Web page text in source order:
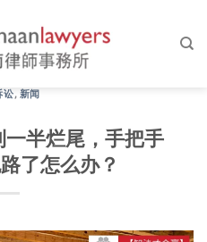
讼, 新闻
半烂尾，手把手
了怎么办？